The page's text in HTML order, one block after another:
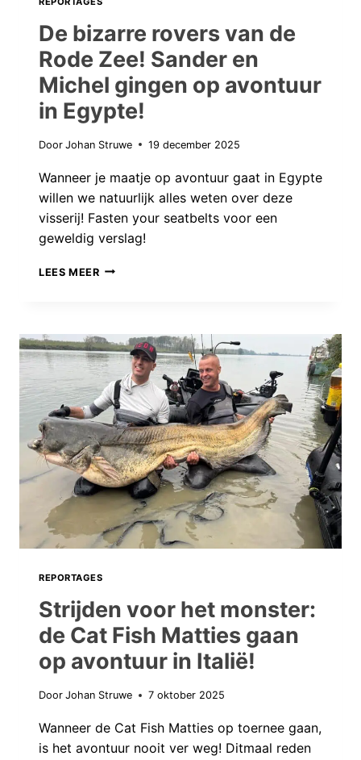
De bizarre rovers van de
Rode Zee! Sander en
Michel gingen op avontuur
in Egypte!
Door Johan Struwe 19 december 2025
Wanneer je maatje op avontuur gaat in Egypte
willen we natuurlijk alles weten over deze
visserij! Fasten your seatbelts voor een
geweldig verslag!
LEES MEERDE
DE
RODE
ZEE!
SANDER
EN
MICHEL
GINGEN
OP
AVONTUUR
IN
EGYPTE!
REPORTAGES
Strijden voor het monster:
de Cat Fish Matties gaan
op avontuur in Italië!
Door Johan Struwe 7 oktober 2025
Wanneer de Cat Fish Matties op toernee gaan,
is het avontuur nooit ver weg! Ditmaal reden